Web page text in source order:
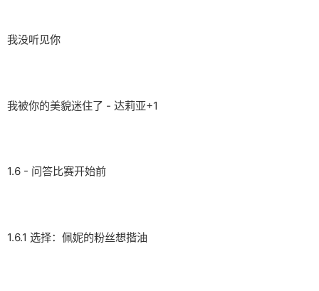
我没听见你
我被你的美貌迷住了 - 达莉亚+1
1.6 - 问答比赛开始前
1.6.1 选择：佩妮的粉丝想揩油